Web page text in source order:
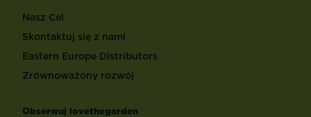
Nasz Cel
Skontaktuj się z nami
Eastern Europe Distributors
Zrównoważony rozwój
Obserwuj lovethegarden